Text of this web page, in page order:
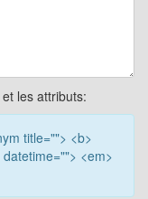
et les attributs:
title=""> <b>
<em>